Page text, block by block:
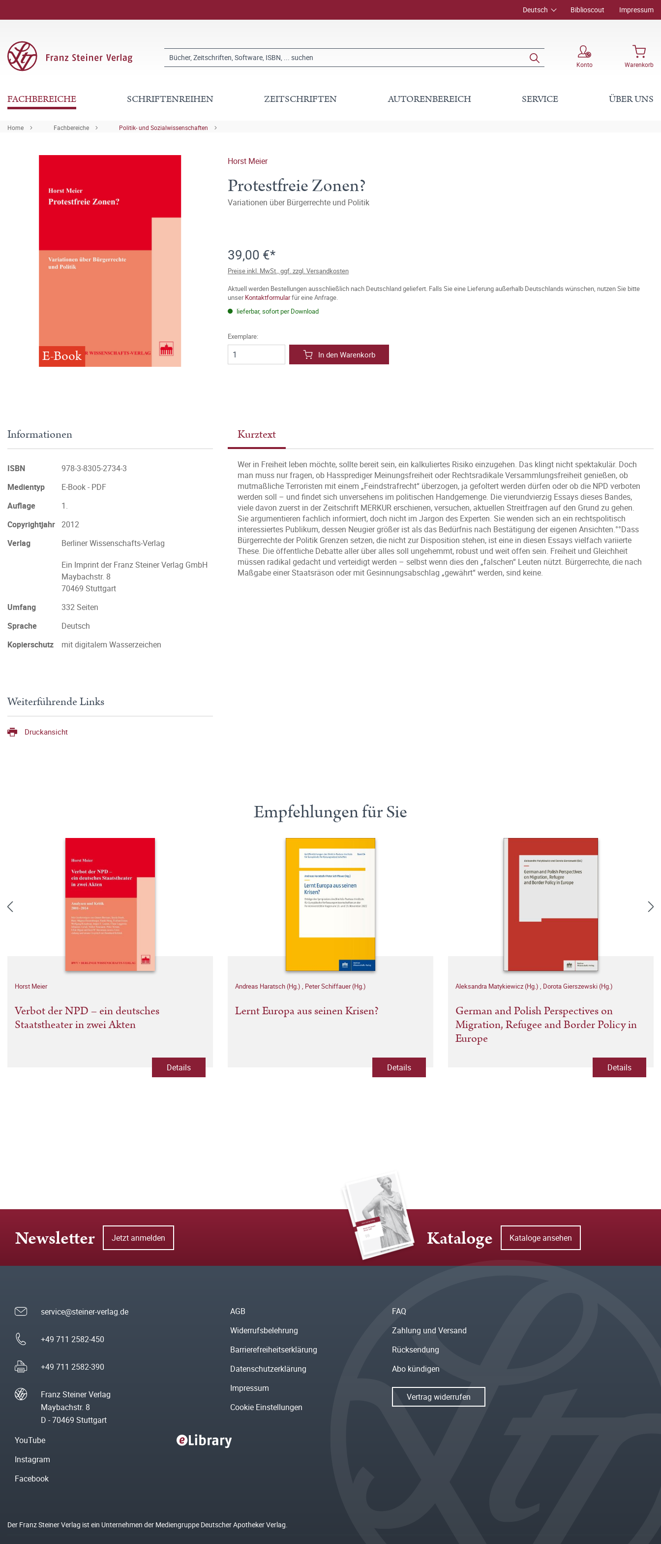
Deutsch Biblioscout Impressum
Konto Warenkorb
FACHBEREICHE SCHRIFTENREIHEN ZEITSCHRIFTEN AUTORENBEREICH SERVICE ÜBER UNS
Home Fachbereiche Politik- und Sozialwissenschaften
E-Book
Horst Meier
Protestfreie Zonen?
Variationen über Bürgerrechte und Politik
39,00 €*
Preise inkl. MwSt., ggf. zzgl. Versandkosten
Aktuell werden Bestellungen ausschließlich nach Deutschland geliefert. Falls Sie eine Lieferung außerhalb Deutschlands wünschen, nutzen Sie bitte
unserKontaktformularfür eine Anfrage.
lieferbar, sofort per Download
Exemplare:
In den Warenkorb
Kurztext
Wer in Freiheit leben möchte, sollte bereit sein, ein kalkuliertes Risiko einzugehen. Das klingt nicht spektakulär. Doch
man muss nur fragen, ob Hassprediger Meinungsfreiheit oder Rechtsradikale Versammlungsfreiheit genießen, ob
mutmaßliche Terroristen mit einem „Feindstrafrecht“ überzogen, ja gefoltert werden dürfen oder ob die NPD verboten
werden soll – und findet sich unversehens im politischen Handgemenge. Die vierundvierzig Essays dieses Bandes,
viele davon zuerst in der Zeitschrift MERKUR erschienen, versuchen, aktuellen Streitfragen auf den Grund zu gehen.
Sie argumentieren fachlich informiert, doch nicht im Jargon des Experten. Sie wenden sich an ein rechtspolitisch
interessiertes Publikum, dessen Neugier größer ist als das Bedürfnis nach Bestätigung der eigenen Ansichten.°°Dass
Bürgerrechte der Politik Grenzen setzen, die nicht zur Disposition stehen, ist eine in diesen Essays vielfach variierte
These. Die öffentliche Debatte aller über alles soll ungehemmt, robust und weit offen sein. Freiheit und Gleichheit
müssen radikal gedacht und verteidigt werden – selbst wenn dies den „falschen“ Leuten nützt. Bürgerrechte, die nach
Maßgabe einer Staatsräson oder mit Gesinnungsabschlag „gewährt“ werden, sind keine.
Informationen
ISBN
978-3-8305-2734-3
Medientyp
E-Book - PDF
Auflage
1.
Copyrightjahr 2012
Verlag
Berliner Wissenschafts-Verlag
Ein Imprint der Franz Steiner Verlag GmbH
Maybachstr. 8
70469 Stuttgart
Umfang
332 Seiten
Sprache
Deutsch
Kopierschutz
mit digitalem Wasserzeichen
Weiterführende Links
Druckansicht
Empfehlungen für Sie
Horst Meier
Verbot der NPD – ein deutsches
Staatstheater in zwei Akten
Details
Andreas Haratsch (Hg.) , Peter Schiffauer (Hg.)
Lernt Europa aus seinen Krisen?
Details
Aleksandra Matykiewicz (Hg.) , Dorota Gierszewski (Hg.)
German and Polish Perspectives on
Migration, Refugee and Border Policy in
Europe
Details
Newsletter Jetzt anmelden Kataloge Kataloge ansehen
service@steiner-verlag.de
+49 711 2582-450
+49 711 2582-390
Franz Steiner Verlag
Maybachstr. 8
D - 70469 Stuttgart
AGB
Widerrufsbelehrung
Barrierefreiheitserklärung
Datenschutzerklärung
Impressum
Cookie Einstellungen
FAQ
Zahlung und Versand
Rücksendung
Abo kündigen
Vertrag widerrufen
YouTube
Instagram
Facebook
Der Franz Steiner Verlag ist ein Unternehmen der Mediengruppe Deutscher Apotheker Verlag.